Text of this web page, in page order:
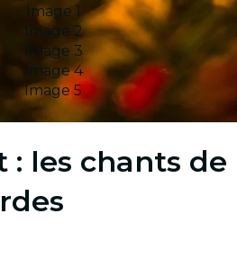
Image 1
Image 2
Image 3
Image 4
Image 5
: les chants de